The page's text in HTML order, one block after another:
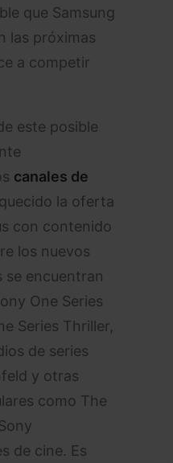
que Samsung
las próximas
a competir
este posible
canales de
la oferta
con contenido
los nuevos
se encuentran
One Series
Series Thriller,
de series
y otras
como The
de cine. Es